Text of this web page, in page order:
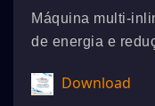
Máquina multi-
de energia e
Download